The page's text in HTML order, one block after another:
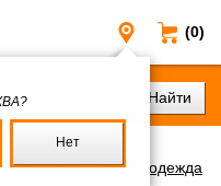
(0)
Москва
Нет
Специальная спецодежда